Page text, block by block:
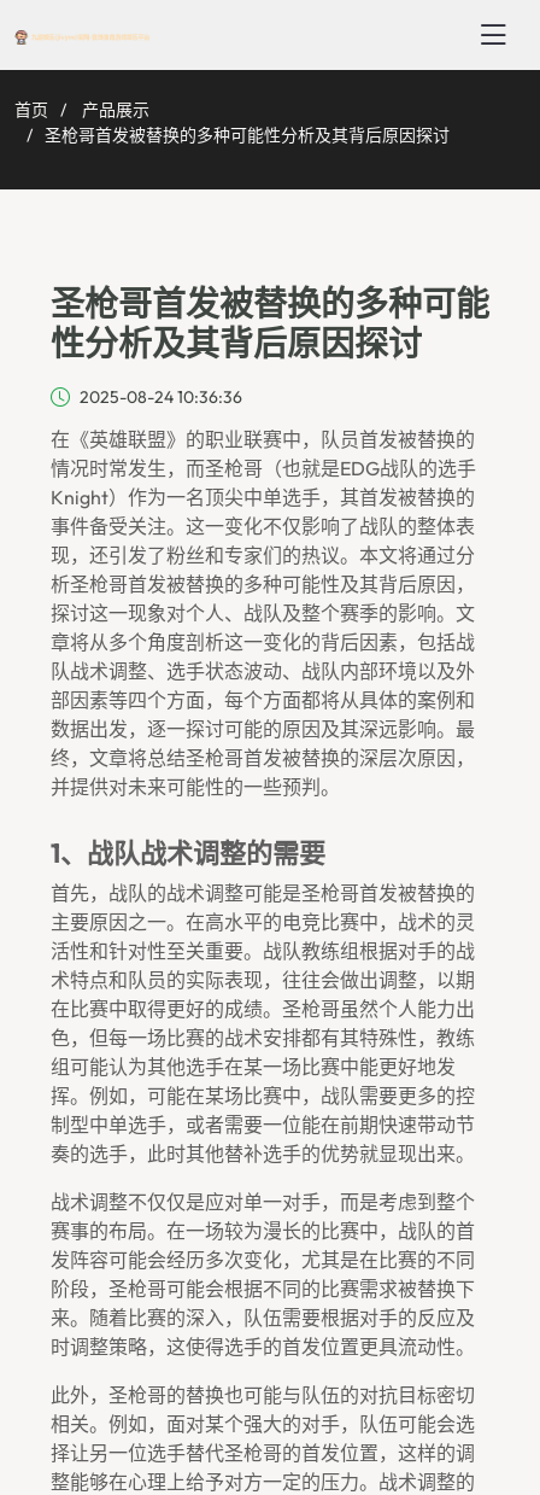
首页
产品展示
圣枪哥首发被替换的多种可能性分析及其背后原因探讨
圣枪哥首发被替换的多种可能
性分析及其背后原因探讨
2025-08-24 10:36:36
在《英雄联盟》的职业联赛中，队员首发被替换的
情况时常发生，而圣枪哥（也就是EDG战队的选手
Knight）作为一名顶尖中单选手，其首发被替换的
事件备受关注。这一变化不仅影响了战队的整体表
现，还引发了粉丝和专家们的热议。本文将通过分
析圣枪哥首发被替换的多种可能性及其背后原因，
探讨这一现象对个人、战队及整个赛季的影响。文
章将从多个角度剖析这一变化的背后因素，包括战
队战术调整、选手状态波动、战队内部环境以及外
部因素等四个方面，每个方面都将从具体的案例和
数据出发，逐一探讨可能的原因及其深远影响。最
终，文章将总结圣枪哥首发被替换的深层次原因，
并提供对未来可能性的一些预判。
1、战队战术调整的需要
首先，战队的战术调整可能是圣枪哥首发被替换的
主要原因之一。在高水平的电竞比赛中，战术的灵
活性和针对性至关重要。战队教练组根据对手的战
术特点和队员的实际表现，往往会做出调整，以期
在比赛中取得更好的成绩。圣枪哥虽然个人能力出
色，但每一场比赛的战术安排都有其特殊性，教练
组可能认为其他选手在某一场比赛中能更好地发
挥。例如，可能在某场比赛中，战队需要更多的控
制型中单选手，或者需要一位能在前期快速带动节
奏的选手，此时其他替补选手的优势就显现出来。
战术调整不仅仅是应对单一对手，而是考虑到整个
赛事的布局。在一场较为漫长的比赛中，战队的首
发阵容可能会经历多次变化，尤其是在比赛的不同
阶段，圣枪哥可能会根据不同的比赛需求被替换下
来。随着比赛的深入，队伍需要根据对手的反应及
时调整策略，这使得选手的首发位置更具流动性。
此外，圣枪哥的替换也可能与队伍的对抗目标密切
相关。例如，面对某个强大的对手，队伍可能会选
择让另一位选手替代圣枪哥的首发位置，这样的调
整能够在心理上给予对方一定的压力。战术调整的